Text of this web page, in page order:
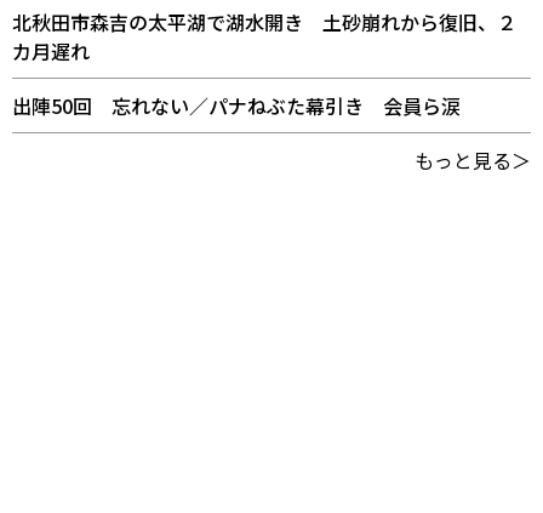
北秋田市森吉の太平湖で湖水開き 土砂崩れから復旧、２
カ月遅れ
出陣50回 忘れない／パナねぶた幕引き 会員ら涙
もっと見る＞